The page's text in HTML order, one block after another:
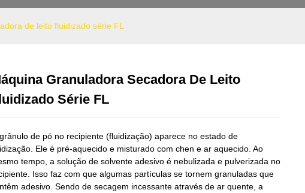
de leito fluidizado série FL
Loading...
Loading...
Granuladora Secadora De Leito
Série FL
de pó no recipiente (fluidização) aparece no estado de
Ele é pré-aquecido e misturado com chen e ar aquecido. Ao
tempo, a solução de solvente adesivo é nebulizada e pulverizada no
Isso faz com que algumas partículas se tornem granuladas que
adesivo. Sendo de secagem incessante através de ar quente, a